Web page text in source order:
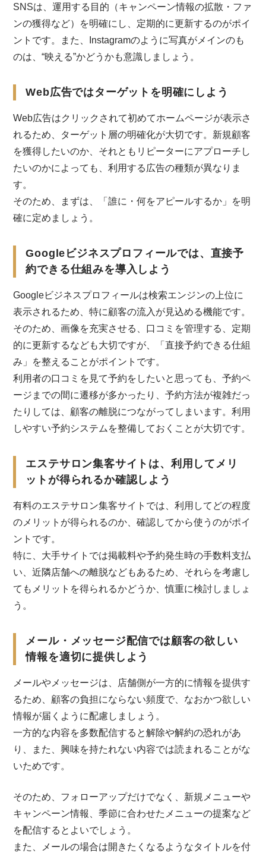
SNSは、運用する目的（キャンペーン情報の拡散・ファ
ンの獲得など）を明確にし、定期的に更新するのがポイ
ントです。また、Instagramのように写真がメインのも
のは、“映える”かどうかも意識しましょう。
Web広告ではターゲットを明確にしよう
Web広告はクリックされて初めてホームページが表示さ
れるため、ターゲット層の明確化が大切です。新規顧客
を獲得したいのか、それともリピーターにアプローチし
たいのかによっても、利用する広告の種類が異なりま
す。
そのため、まずは、「誰に・何をアピールするか」を明
確に定めましょう。
Googleビジネスプロフィールでは、直接予
約できる仕組みを導入しよう
Googleビジネスプロフィールは検索エンジンの上位に
表示されるため、特に顧客の流入が見込める機能です。
そのため、画像を充実させる、口コミを管理する、定期
的に更新するなども大切ですが、「直接予約できる仕組
み」を整えることがポイントです。
利用者の口コミを見て予約をしたいと思っても、予約ペ
ージまでの間に遷移が多かったり、予約方法が複雑だっ
たりしては、顧客の離脱につながってしまいます。利用
しやすい予約システムを整備しておくことが大切です。
エステサロン集客サイトは、利用してメリ
ットが得られるか確認しよう
有料のエステサロン集客サイトでは、利用してどの程度
のメリットが得られるのか、確認してから使うのがポイ
ントです。
特に、大手サイトでは掲載料や予約発生時の手数料支払
い、近隣店舗への離脱などもあるため、それらを考慮し
てもメリットを得られるかどうか、慎重に検討しましょ
う。
メール・メッセージ配信では顧客の欲しい
情報を適切に提供しよう
メールやメッセージは、店舗側が一方的に情報を提供す
るため、顧客の負担にならない頻度で、なおかつ欲しい
情報が届くように配慮しましょう。
一方的な内容を多数配信すると解除や解約の恐れがあ
り、また、興味を持たれない内容では読まれることがな
いためです。
そのため、フォローアップだけでなく、新規メニューや
キャンペーン情報、季節に合わせたメニューの提案など
を配信するとよいでしょう。
また、メールの場合は開きたくなるようなタイトルを付